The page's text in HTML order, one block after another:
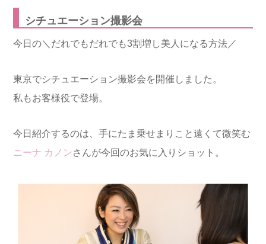
シチュエーション撮影会
今日の＼だれでもだれでも3割増し美人になる方法／
東京でシチュエーション撮影会を開催しました。
私もお客様役で登場。
今日紹介するのは、手にたま乗せまりこと遠くて微笑む
ニーナ カノンさんが今回のお気に入りショット。